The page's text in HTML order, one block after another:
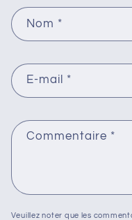
Nom *
E-mail *
Commentaire *
Veuillez noter que les